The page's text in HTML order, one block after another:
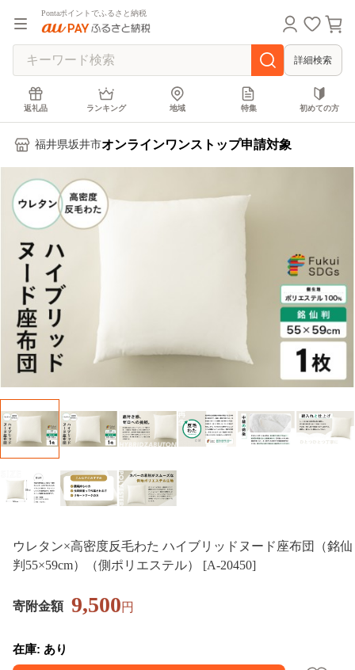
Pontaポイントでふるさと納税
詳細検索
返礼品 ランキング 地域 特集 初めての方
福井県坂井市オンラインワンストップ申請対象
ウレタン×高密度反毛わた ハイブリッドヌード座布団（銘仙
判55×59cm）（側ポリエステル） [A-20450]
寄附金額 9,500円
在庫: あり